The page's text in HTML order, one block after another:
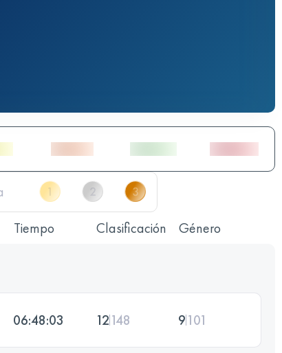
Tiempo Clasificación Género
06:48:03 12148 9101